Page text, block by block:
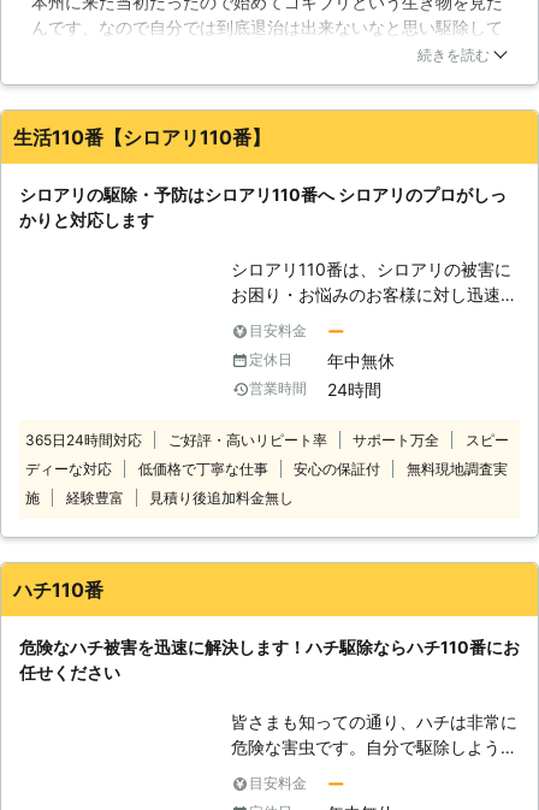
リがお家の中に侵入してしまうと、付
着している雑菌やウィルスが人間の生
活スペースに充満し、人間が何らかの
病気に罹ってしまう危険性も大いにあ
ります。さらに、ゴキブリは仲間の死
骸も平気でエサにするので、ゴキブリ
呼び寄せる事態まで引き起こしてしま
います。 【お任せを】 そんなゴキブ
タ」におまかせください！当社はゴキ
ブリをはじめ、シロアリなどの害虫を
駆除してきた実績がございます。これ
も多くのお客様が当社を支えてきてく
れたからこそ、得られたものだと思い
ます。どうぞ、アンチータをよろしく
んです、なので自分では到底退治は出来ないなと思い駆除して
もらいました、一般的には1匹見たら100匹はいると言われてま
って思ってます、料金も良心的だと思いますよ、見積もりは無
料でした
福岡県 福岡市東区 2016年11月30日
続きを読む
生活110番【シロアリ110番】
シロアリの駆除・予防はシロアリ110番へ シロアリのプロがしっ
かりと対応します
シロアリ110番は、シロアリの被害に
お困り・お悩みのお客様に対し迅速な
対応をさせていただいております。
シロアリは一匹でもいたら3万匹はい
ると言われています。もしも家の中や
お庭などでシロアリを見かけた際は被
い。駆除が遅れると、さらに被害が拡
大します。シロアリ110番では全国数
多くの加盟店と提携していますので、
経験と実績が豊富だから、これまでに
ら、施工に必要な時間も短縮。そし
て、常にお客様目線での作業を心掛け
やマンションなどの貨物物件などに出
現したシロアリの駆除、防除も対応し
ております。アリみたいな虫がいたけ
目安料金 ー
定休日 年中無休
営業時間 24時間
365日24時間対応 ご好評・高いリピート率 サポート万全
スピー
ディーな対応
低価格で丁寧な仕事 安心の保証付
無料現地調査実
施
経験豊富 見積り後追加料金無し
ハチ110番
危険なハチ被害を迅速に解決します！ハチ駆除ならハチ110番にお
任せください
皆さまも知っての通り、ハチは非常に
危険な害虫です。自分で駆除しようと
近づくことで、より危険性が増してし
まうことがあるので注意してくださ
目安料金 ー